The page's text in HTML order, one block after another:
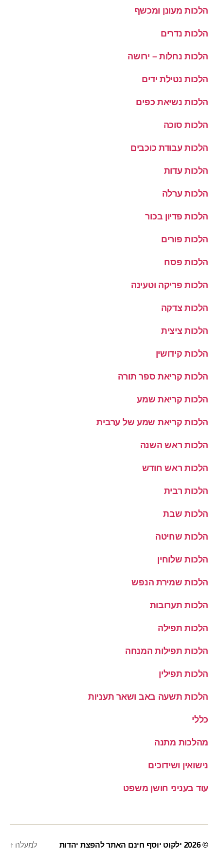
הלכות מעונן ומכשף
הלכות נדרים
הלכות נחלות – ירושה
הלכות נטילת ידים
הלכות נשיאת כפים
הלכות סוכה
הלכות עבודת כוכבים
הלכות עדות
הלכות ערלה
הלכות פדיון בכור
הלכות פורים
הלכות פסח
הלכות פריקה וטעינה
הלכות צדקה
הלכות ציצית
הלכות קידושין
הלכות קריאת ספר תורה
הלכות קריאת שמע
הלכות קריאת שמע של ערבית
הלכות ראש השנה
הלכות ראש חודש
הלכות רבית
הלכות שבת
הלכות שחיטה
הלכות שלוחין
הלכות שמירת הנפש
הלכות תערובות
הלכות תפילה
הלכות תפילות המנחה
הלכות תפילין
הלכות תשעה באב ושאר תעניות
כללי
מהלכות מתנה
נישואין ושידוכים
עוד בעניני חושן משפט
© 2026 ילקוט יוסף חינם האתר להפצת יהדות למעלה ↑